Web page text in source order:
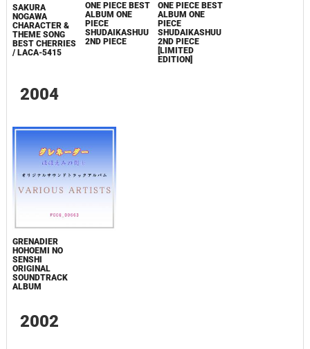
SAKURA
NOGAWA
CHARACTER &
THEME SONG
BEST CHERRIES
/ LACA-5415
ONE PIECE BEST
ALBUM ONE
PIECE
SHUDAIKASHUU
2ND PIECE
ONE PIECE BEST
ALBUM ONE
PIECE
SHUDAIKASHUU
2ND PIECE
[LIMITED
EDITION]
2004
GRENADIER
HOHOEMI NO
SENSHI
ORIGINAL
SOUNDTRACK
ALBUM
2002